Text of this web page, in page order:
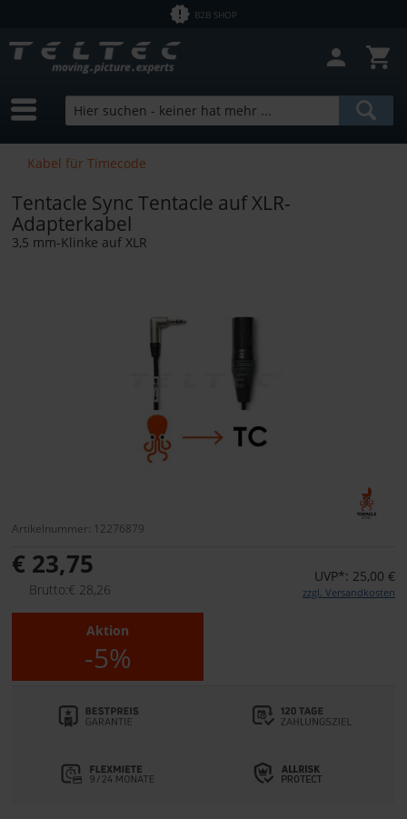
B2B SHOP
Kabel für Timecode
Tentacle Sync Tentacle auf XLR-
Adapterkabel
3,5 mm-Klinke auf XLR
Artikelnummer: 12276879
€ 23,75
Brutto:€ 28,26
UVP*: 25,00 €
zzgl. Versandkosten
Aktion
-5%